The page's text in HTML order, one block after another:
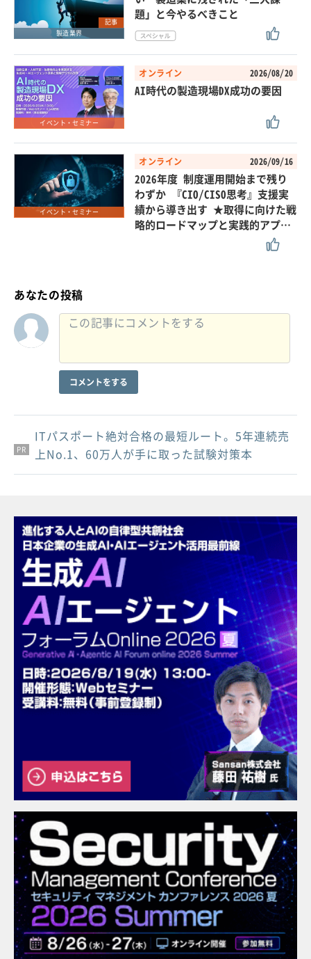
記事
製造業界
題」と今やるべきこと
イベント・セミナー
オンライン 2026/08/20
AI時代の製造現場DX成功の要因
イベント・セミナー
オンライン 2026/09/16
2026年度 制度運用開始まで残り
わずか 『CIO/CISO思考』支援実
績から導き出す ★取得に向けた戦
略的ロードマップと実践的アプ…
あなたの投稿
コメントをする
PR
PR
PR
ITパスポート絶対合格の最短ルート。5年連続売
上No.1、60万人が手に取った試験対策本